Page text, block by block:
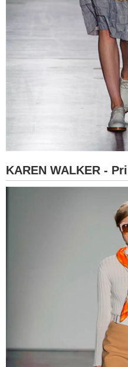
KAREN WALKER -